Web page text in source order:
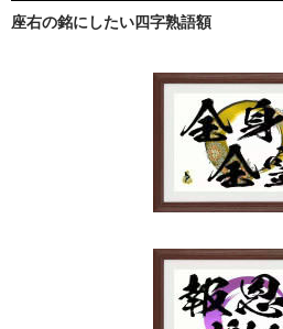
座右の銘にしたい四字熟語額